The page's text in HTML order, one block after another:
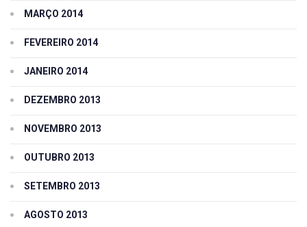
MARÇO 2014
FEVEREIRO 2014
JANEIRO 2014
DEZEMBRO 2013
NOVEMBRO 2013
OUTUBRO 2013
SETEMBRO 2013
AGOSTO 2013